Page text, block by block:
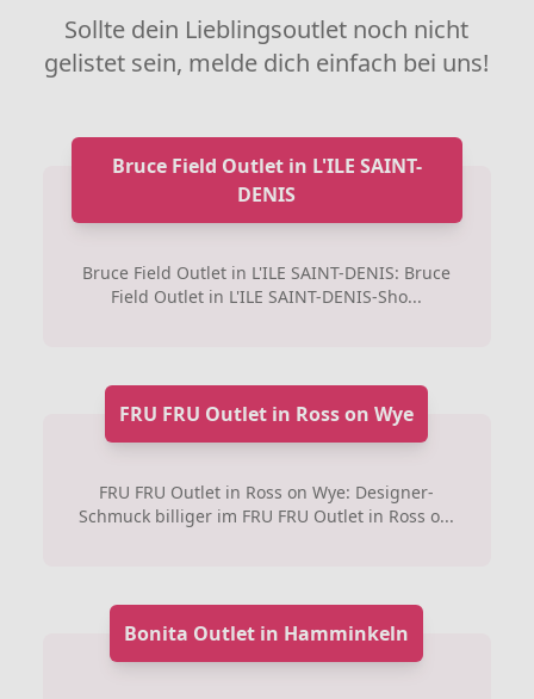
Sollte dein Lieblingsoutlet noch nicht
gelistet sein, melde dich einfach bei uns!
Bruce Field Outlet in L'ILE SAINT-
DENIS
Bruce Field Outlet in L'ILE SAINT-DENIS: Bruce
Field Outlet in L'ILE SAINT-DENIS-Sho...
FRU FRU Outlet in Ross on Wye
FRU FRU Outlet in Ross on Wye: Designer-
Schmuck billiger im FRU FRU Outlet in Ross o...
Bonita Outlet in Hamminkeln